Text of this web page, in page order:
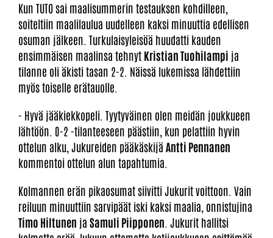
Kun TUTO sai maalisummerin testauksen kohdilleen,
soiteltiin maalilaulua uudelleen kaksi minuuttia edellisen
osuman jälkeen. Turkulaisyleisöä huudatti kauden
ensimmäisen maalinsa tehnyt Kristian Tuohilampi ja
tilanne oli äkisti tasan 2-2. Näissä lukemissa lähdettiin
myös toiselle erätauolle.
- Hyvä jääkiekkopeli. Tyytyväinen olen meidän joukkueen
lähtöön. 0-2 -tilanteeseen päästiin, kun pelattiin hyvin
ottelun alku, Jukureiden pääkäskijäAntti Pennanen
kommentoi ottelun alun tapahtumia.
Kolmannen erän pikaosumat siivitti Jukurit voittoon. Vain
reiluun minuuttiin sarvipäät iski kaksi maalia, onnistujina
Timo Hiltunen ja Samuli Piipponen . Jukurit hallitsi